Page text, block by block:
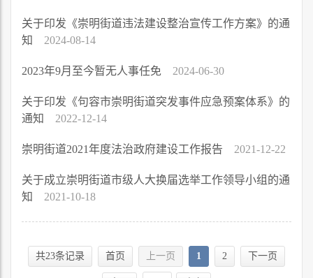
关于印发《崇明街道违法建设整治宣传工作方案》的通
知
2024-08-14
2023年9月至今暂无人事任免 2024-06-30
关于印发《句容市崇明街道突发事件应急预案体系》的
通知
2022-12-14
崇明街道2021年度法治政府建设工作报告 2021-12-22
关于成立崇明街道市级人大换届选举工作领导小组的通
知
2021-10-18
共23条记录 首页 上一页 1 2 下一页